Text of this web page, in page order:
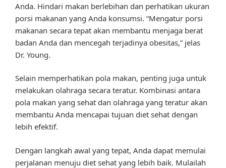
Anda. Hindari makan berlebihan dan perhatikan ukuran
porsi makanan yang Anda konsumsi. “Mengatur porsi
makanan secara tepat akan membantu menjaga berat
badan Anda dan mencegah terjadinya obesitas,” jelas
Dr. Young.
Selain memperhatikan pola makan, penting juga untuk
melakukan olahraga secara teratur. Kombinasi antara
pola makan yang sehat dan olahraga yang teratur akan
membantu Anda mencapai tujuan diet sehat dengan
lebih efektif.
Dengan langkah awal yang tepat, Anda dapat memulai
perjalanan menuju diet sehat yang lebih baik. Mulailah